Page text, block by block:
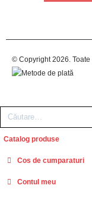
© Copyright 2026. Toate
Catalog produse
Cos de cumparaturi
Contul meu